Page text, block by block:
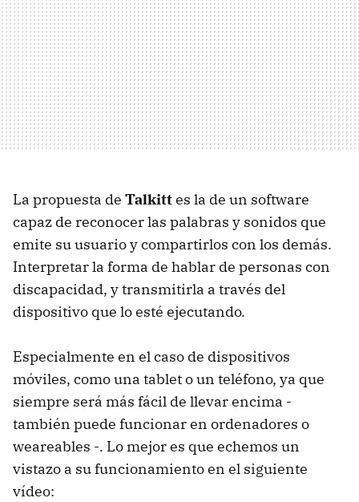
La propuesta de Talkittes la de un software
capaz de reconocer las palabras y sonidos que
emite su usuario y compartirlos con los demás.
Interpretar la forma de hablar de personas con
discapacidad, y transmitirla a través del
dispositivo que lo esté ejecutando.
Especialmente en el caso de dispositivos
móviles, como una tablet o un teléfono, ya que
siempre será más fácil de llevar encima -
también puede funcionar en ordenadores o
weareables -. Lo mejor es que echemos un
vistazo a su funcionamiento en el siguiente
vídeo: